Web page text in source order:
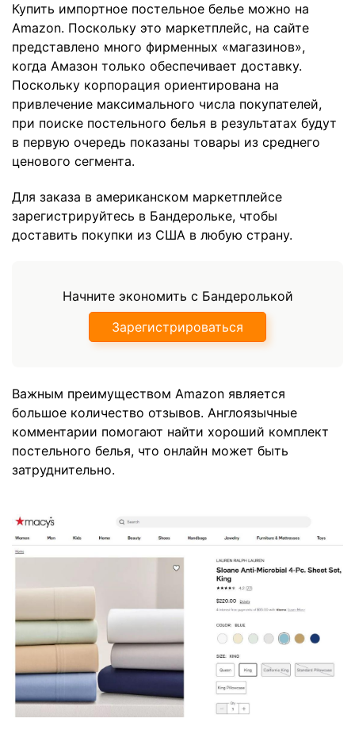
Купить импортное постельное белье можно на
Amazon. Поскольку это маркетплейс, на сайте
представлено много фирменных «магазинов»,
когда Амазон только обеспечивает доставку.
Поскольку корпорация ориентирована на
привлечение максимального числа покупателей,
при поиске постельного белья в результатах будут
в первую очередь показаны товары из среднего
ценового сегмента.
Для заказа в американском маркетплейсе
зарегистрируйтесь в Бандерольке, чтобы
доставить покупки из США в любую страну.
Начните экономить с Бандеролькой
Зарегистрироваться
Важным преимуществом Amazon является
большое количество отзывов. Англоязычные
комментарии помогают найти хороший комплект
постельного белья, что онлайн может быть
затруднительно.